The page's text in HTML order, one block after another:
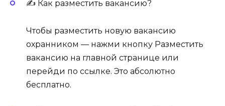
✍ Как разместить вакансию?
Чтобы разместить новую вакансию
охранником — нажми кнопку Разместить
вакансию на главной странице или
перейди по ссылке. Это абсолютно
бесплатно.